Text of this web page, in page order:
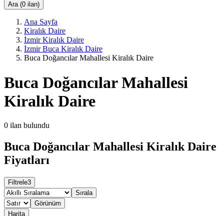
Ara (0 ilan)
Ana Sayfa
Kiralık Daire
İzmir Kiralık Daire
İzmir Buca Kiralık Daire
Buca Doğancılar Mahallesi Kiralık Daire
Buca Doğancılar Mahallesi
Kiralık Daire
0 ilan bulundu
Buca Doğancılar Mahallesi Kiralık Daire
Fiyatları
Filtrele3
Sırala
Görünüm
Harita